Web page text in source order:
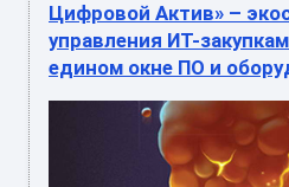
Цифровой Актив» –
управления ИТ-
едином окне ПО и